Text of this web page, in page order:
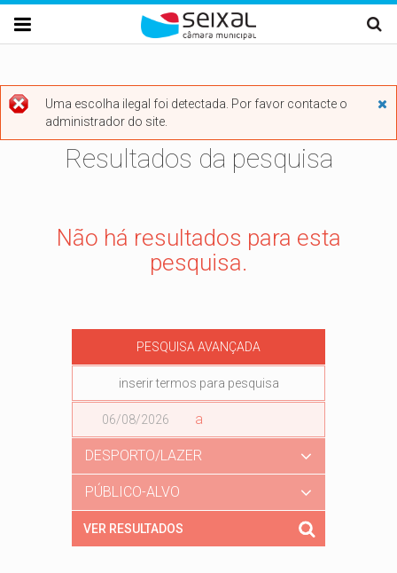
Passar para o conteúdo principal


Mensagem de erro
Uma escolha ilegal foi detectada. Por favor contacte o
administrador do site.
Resultados da pesquisa
Não há resultados para esta
pesquisa.
PESQUISA AVANÇADA
a
Data
DESPORTO/LAZER
PÚBLICO-ALVO